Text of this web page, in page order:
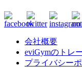
会社概要
eviGymのトレ
プライバシー